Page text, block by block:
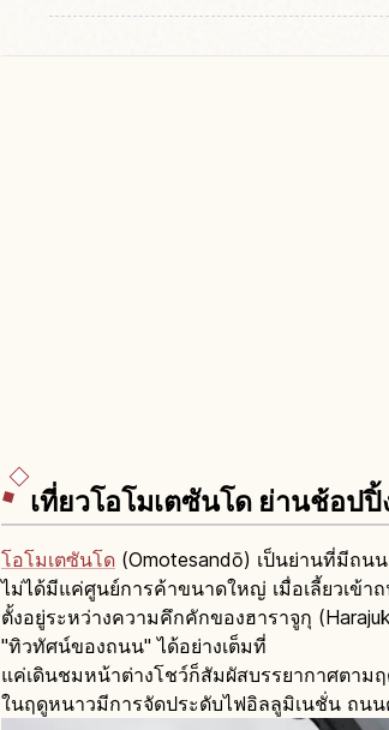
เที่ยวโอโมเตซันโด ย่านช้อป
โอโมเตซันโด (Omotesandō) เป็นย่านที่มีถน
ไม่ได้มีแค่ศูนย์การค้าขนาดใหญ่ เมื่อเลี้ยวเข้า
ตั้งอยู่ระหว่างความคึกคักของฮาราจูกุ
"ทิวทัศน์ของถนน" ได้อย่างเต็มที่
แค่เดินชมหน้าต่างโชว์ก็สัมผัสบรรยากาศตาม
ในฤดูหนาวมีการจัดประดับไฟอิลลูมิเนชั่น ถน